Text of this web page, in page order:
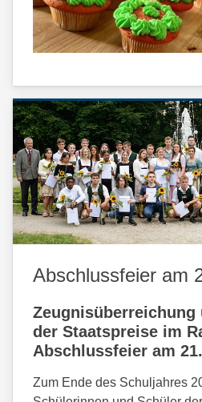
Abschlussfeier am
Zeugnisüberreichung
der Staatspreise im
Abschlussfeier am
Zum Ende des Schuljahres